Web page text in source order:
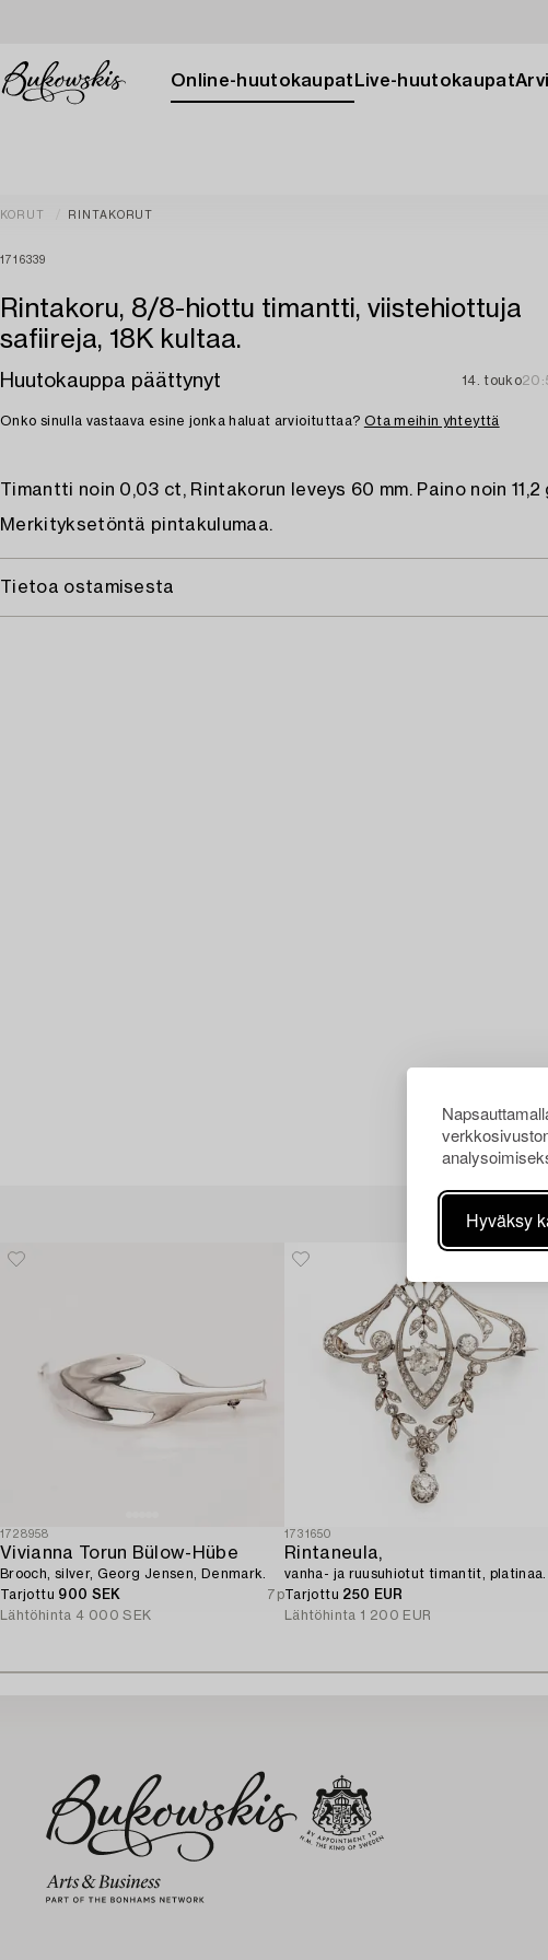
Hyväksy
Online-huutokaupat Live-huutokaupat
KORUT RINTAKORUT
1716339
Rintakoru, 8/8-hiottu timantti, viistehiottuja
safiireja, 18K kultaa.
Huutokauppa päättynyt 14. touko
Onko sinulla vastaava esine jonka haluat arvioituttaa? Ota meihin yhteyttä
Timantti noin 0,03 ct, Rintakorun leveys 60 mm. Paino noin 11,2
Merkityksetöntä pintakulumaa.
Tietoa ostamisesta
1728958
Vivianna Torun Bülow-Hübe
Brooch, silver, Georg Jensen, Denmark.
Tarjottu 900 SEK
7p
Lähtöhinta 4 000 SEK
1731650
Rintaneula,
vanha- ja ruusuhiotut timantit, platinaa.
Tarjottu 250 EUR
Lähtöhinta 1 200 EUR